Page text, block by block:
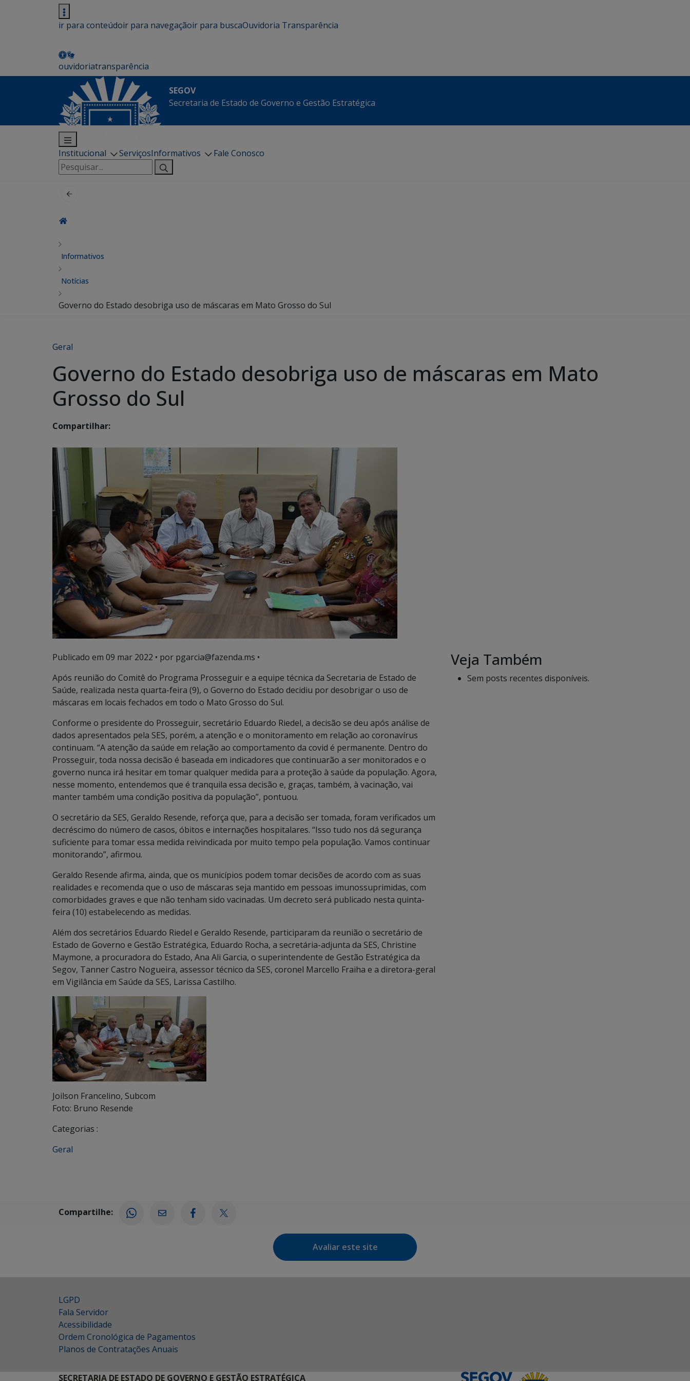
ir para conteúdoir para navegaçãoir para buscaOuvidoria Transparência
ouvidoriatransparência
SEGOV
Secretaria de Estado de Governo e Gestão Estratégica
Institucional ServiçosInformativos
Fale Conosco
Pesquisar
por:
Informativos
Notícias
Governo do Estado desobriga uso de máscaras em Mato Grosso do Sul
Geral
Governo do Estado desobriga uso de máscaras em Mato
Grosso do Sul
Compartilhar:
Publicado em 09 mar 2022 • por pgarcia@fazenda.ms •
Após reunião do Comitê do Programa Prosseguir e a equipe técnica da Secretaria de Estado de
Saúde, realizada nesta quarta-feira (9), o Governo do Estado decidiu por desobrigar o uso de
máscaras em locais fechados em todo o Mato Grosso do Sul.
Conforme o presidente do Prosseguir, secretário Eduardo Riedel, a decisão se deu após análise de
dados apresentados pela SES, porém, a atenção e o monitoramento em relação ao coronavírus
continuam. “A atenção da saúde em relação ao comportamento da covid é permanente. Dentro do
Prosseguir, toda nossa decisão é baseada em indicadores que continuarão a ser monitorados e o
governo nunca irá hesitar em tomar qualquer medida para a proteção à saúde da população. Agora,
nesse momento, entendemos que é tranquila essa decisão e, graças, também, à vacinação, vai
manter também uma condição positiva da população”, pontuou.
O secretário da SES, Geraldo Resende, reforça que, para a decisão ser tomada, foram verificados um
decréscimo do número de casos, óbitos e internações hospitalares. “Isso tudo nos dá segurança
suficiente para tomar essa medida reivindicada por muito tempo pela população. Vamos continuar
monitorando”, afirmou.
Geraldo Resende afirma, ainda, que os municípios podem tomar decisões de acordo com as suas
realidades e recomenda que o uso de máscaras seja mantido em pessoas imunossuprimidas, com
comorbidades graves e que não tenham sido vacinadas. Um decreto será publicado nesta quinta-
feira (10) estabelecendo as medidas.
Além dos secretários Eduardo Riedel e Geraldo Resende, participaram da reunião o secretário de
Estado de Governo e Gestão Estratégica, Eduardo Rocha, a secretária-adjunta da SES, Christine
Maymone, a procuradora do Estado, Ana Ali Garcia, o superintendente de Gestão Estratégica da
Segov, Tanner Castro Nogueira, assessor técnico da SES, coronel Marcello Fraiha e a diretora-geral
em Vigilância em Saúde da SES, Larissa Castilho.
Joilson Francelino, Subcom
Foto: Bruno Resende
Categorias :
Geral
Veja Também
Sem posts recentes disponíveis.
Compartilhe:
Avaliar este site
LGPD
Fala Servidor
Acessibilidade
Ordem Cronológica de Pagamentos
Planos de Contratações Anuais
SECRETARIA DE ESTADO DE GOVERNO E GESTÃO ESTRATÉGICA